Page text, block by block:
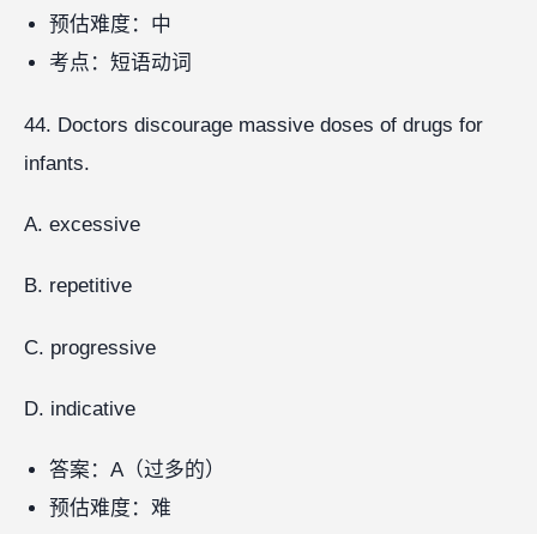
预估难度：中
考点：短语动词
44. Doctors discourage massive doses of drugs for
infants.
A. excessive
B. repetitive
C. progressive
D. indicative
答案：A（过多的）
预估难度：难